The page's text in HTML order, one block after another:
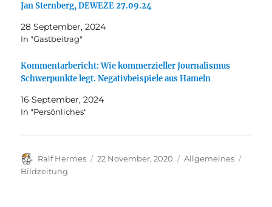
Jan Sternberg, DEWEZE 27.09.24
28 September, 2024
In "Gastbeitrag"
Kommentarbericht: Wie kommerzieller Journalismus
Schwerpunkte legt. Negativbeispiele aus Hameln
16 September, 2024
In "Persönliches"
Autor
Ralf Hermes
Veröffentlicht
22 November, 2020 Kategorien
Allgemeines
Bildzeitung